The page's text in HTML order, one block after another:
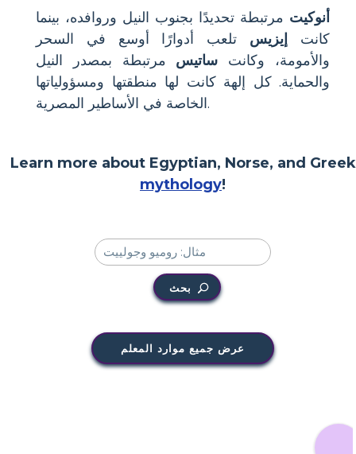
أنوكيت مرتبطة تحديدًا بجنوب النيل وروافده، بينما
كانت
إيزيس تلعب أدوارًا أوسع في السحر
والأمومة، وكانت ساتيس مرتبطة بمصدر النيل
والحماية. كل إلهة كانت لها منطقتها ومسؤولياتها
الخاصة في الأساطير المصرية.
Learn more about Egyptian, Norse, and Greek
mythology!
بحث
عرض جميع موارد المعلم